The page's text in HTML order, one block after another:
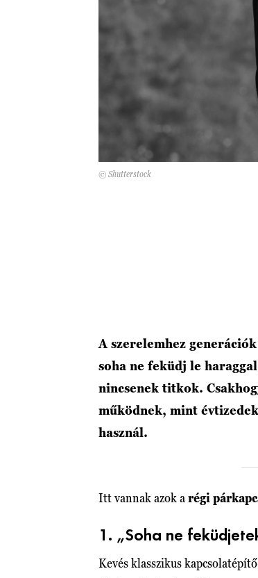
© Shutterstock
A szerelemhez
soha ne feküdj le
nincsenek titkok.
működnek, mint
használ.
Itt vannak azok a régi
1. „Soha ne
Kevés klasszikus